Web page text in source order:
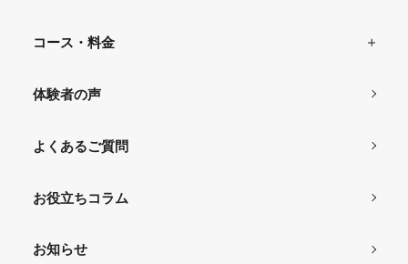
コース・料金
体験者の声
よくあるご質問
お役立ちコラム
お知らせ